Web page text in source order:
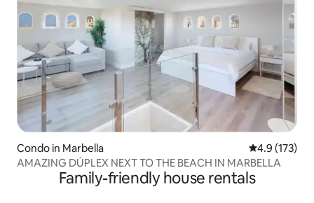
Condo in Marbella 4.9 out of 5
4.9 (173)
AMAZING DÚPLEX NEXT TO THE BEACH IN MARBELLA
Family-friendly house rentals